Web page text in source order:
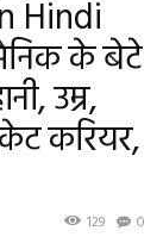
Hindi
के बेटे
उम्र,
करियर,
0
129